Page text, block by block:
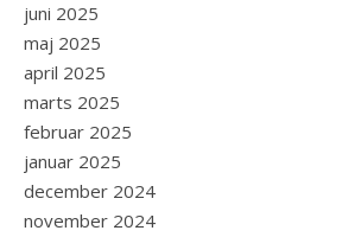
juni 2025
maj 2025
april 2025
marts 2025
februar 2025
januar 2025
december 2024
november 2024